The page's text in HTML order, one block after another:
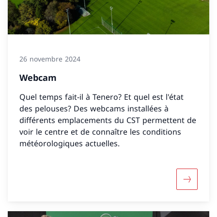
26 novembre 2024
Webcam
Quel temps fait-il à Tenero? Et quel est l'état
des pelouses? Des webcams installées à
différents emplacements du CST permettent de
voir le centre et de connaître les conditions
météorologiques actuelles.